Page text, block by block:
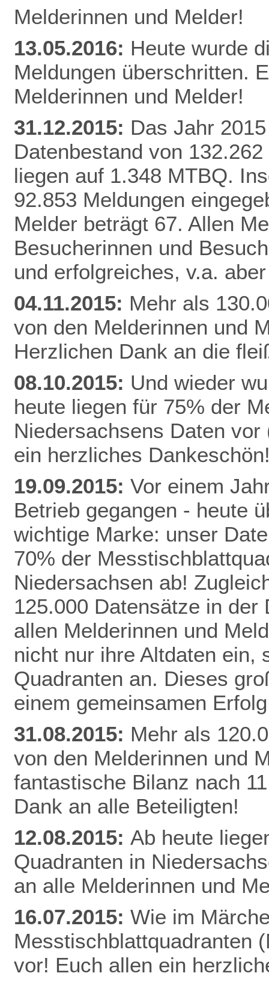
Melderinnen und Melder!
13.05.2016: Heute wurde
Meldungen überschritten.
Melderinnen und Melder!
31.12.2015: Das Jahr
Datenbestand von
liegen auf 1.348 MTBQ.
92.853 Meldungen
Melder beträgt 67. Allen
Besucherinnen und
und erfolgreiches, v.a.
04.11.2015: Mehr als
von den Melderinnen und
Herzlichen Dank an die
08.10.2015: Und wieder
heute liegen für 75% der
Niedersachsens Daten
ein herzliches
19.09.2015: Vor einem
Betrieb gegangen - heute
wichtige Marke: unser
70% der
Niedersachsen ab!
125.000 Datensätze in der
allen Melderinnen und
nicht nur ihre Altdaten ein,
Quadranten an. Dieses
einem gemeinsamen
31.08.2015: Mehr als
von den Melderinnen und
fantastische Bilanz nach
Dank an alle Beteiligten!
12.08.2015: Ab heute
Quadranten in
an alle Melderinnen und
16.07.2015: Wie im
Messtischblattquadranten
vor! Euch allen ein